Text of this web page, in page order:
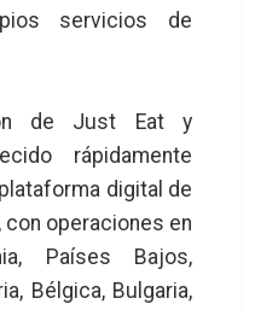
servicios de
de Just Eat y
rápidamente
digital de
operaciones en
Países Bajos,
Bélgica, Bulgaria,